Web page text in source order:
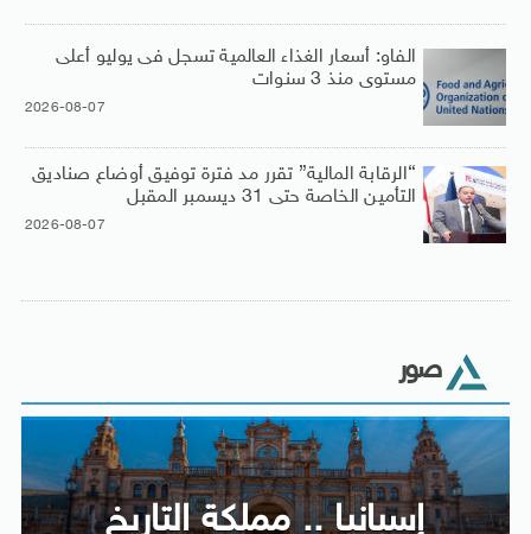
الفاو: أسعار الغذاء العالمية تسجل فى يوليو أعلى
مستوى منذ 3 سنوات
2026-08-07
“الرقابة المالية” تقرر مد فترة توفيق أوضاع صناديق
التأمين الخاصة حتى 31 ديسمبر المقبل
2026-08-07
صور
إسبانيا .. مملكة التاريخ